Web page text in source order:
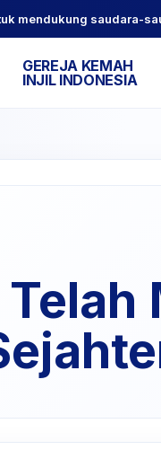
mendukung
GEREJA KEMAH
INJIL INDONESIA